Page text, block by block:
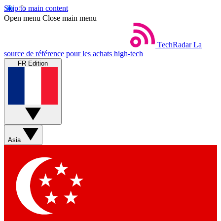
Skip to main content
Open menu Close main menu
TechRadar La
source de référence pour les achats high-tech
FR Edition
Asia